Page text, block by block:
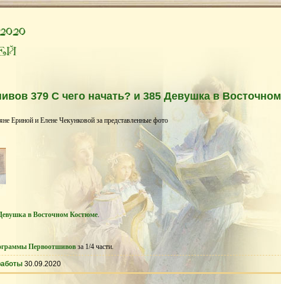
379 С чего начать? и 385 Девушка в Восточном
Ериной и Елене Чекунковой за представленные фото
в Восточном Костюме.
Первоотшивов за 1/4 части.
30.09.2020